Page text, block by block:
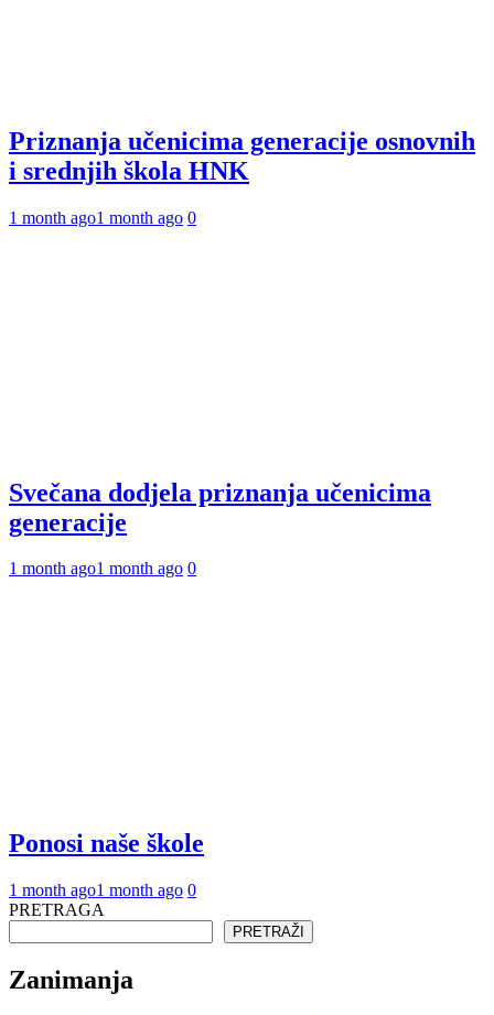
Priznanja učenicima generacije osnovnih
i srednjih škola HNK
1 month ago1 month ago 0
Svečana dodjela priznanja učenicima
generacije
1 month ago1 month ago 0
Ponosi naše škole
1 month ago1 month ago 0
PRETRAGA
PRETRAŽI
Zanimanja